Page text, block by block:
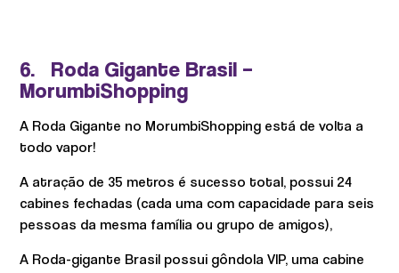
6. Roda Gigante Brasil –
MorumbiShopping
A Roda Gigante no MorumbiShopping está de volta a
todo vapor!
A atração de 35 metros é sucesso total, possui 24
cabines fechadas (cada uma com capacidade para seis
pessoas da mesma família ou grupo de amigos),
A Roda-gigante Brasil possui gôndola VIP, uma cabine